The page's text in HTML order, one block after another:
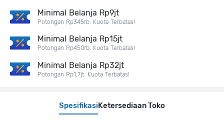
Spesifikasi Ketersediaan Toko
Minimal Belanja Rp9jt
Potongan Rp345rb. Kuota Terbatas!
Minimal Belanja Rp15jt
Potongan Rp450rb. Kuota Terbatas!
Minimal Belanja Rp32jt
Potongan Rp1,7jt. Kuota Terbatas!